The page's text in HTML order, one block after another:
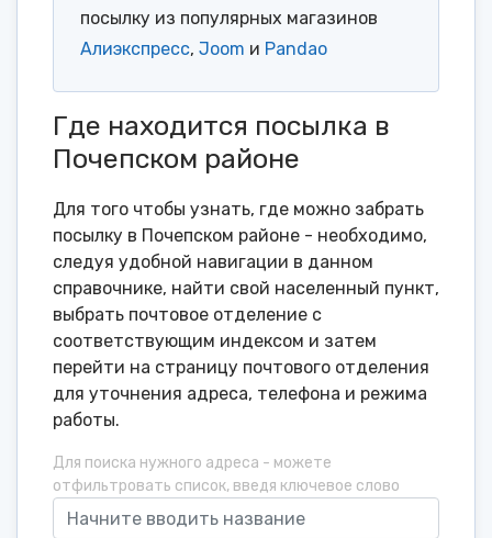
посылку из популярных магазинов
Алиэкспресс, Joom и Pandao
Где находится посылка в
Почепском районе
Для того чтобы узнать, где можно забрать
посылку в Почепском районе - необходимо,
следуя удобной навигации в данном
справочнике, найти свой населенный пункт,
выбрать почтовое отделение с
соответствующим индексом и затем
перейти на страницу почтового отделения
для уточнения адреса, телефона и режима
работы.
Для поиска нужного адреса - можете
отфильтровать список, введя ключевое слово